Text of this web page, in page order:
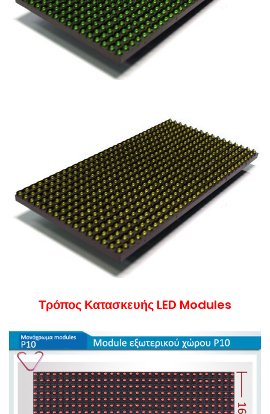
Τρόπος Κατασκευής LED Modules